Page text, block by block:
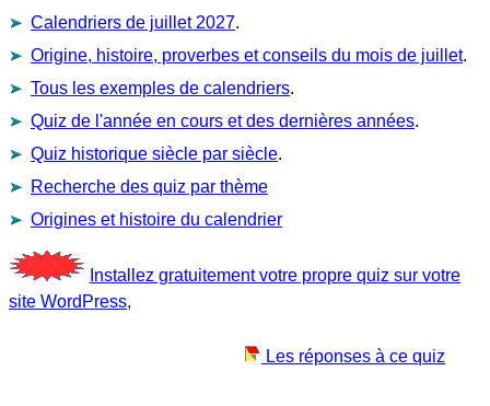
Calendriers de juillet 2027.
Origine, histoire, proverbes et conseils du mois de juillet.
Tous les exemples de calendriers.
Quiz de l'année en cours et des dernières années.
Quiz historique siècle par siècle.
Recherche des quiz par thème
Origines et histoire du calendrier
Installez gratuitement votre propre quiz sur votre
site WordPress,
Les réponses à ce quiz